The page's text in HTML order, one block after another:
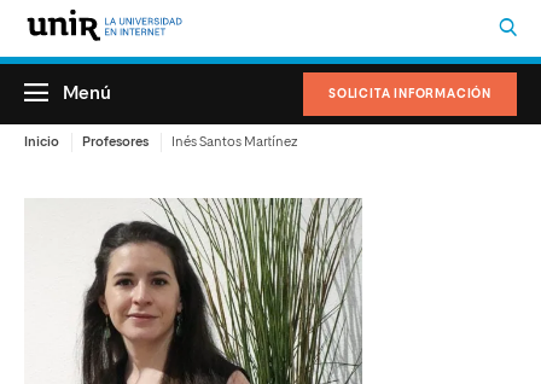
SOLICITA INFORMACIÓN
Menú
Inicio Profesores Inés Santos Martínez